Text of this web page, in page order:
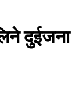
दुईजना